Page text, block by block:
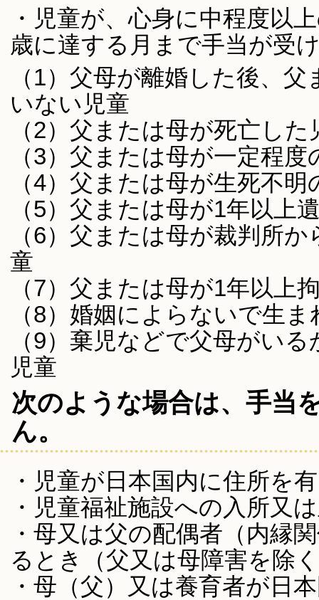
・児童が、心身に中程度以
歳に達する月まで手当が受
（1）父母が離婚した後、
いない児童
（2）父または母が死亡した
（3）父または母が一定程
（4）父または母が生死不明
（5）父または母が1年以上
（6）父または母が裁判所
童
（7）父または母が1年以上
（8）婚姻によらないで生
（9）棄児などで父母がい
児童
次のような場合は、手当
ん。
・児童が日本国内に住所を
・児童福祉施設への入所又
・母又は父の配偶者（内縁
るとき（父又は母障害を除
・母（父）又は養育者が日